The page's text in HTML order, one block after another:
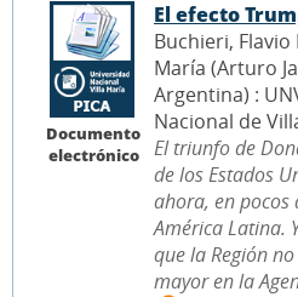
Documento
electrónico
El efecto
Buchieri, Flavio
María (Arturo
Argentina) :
Nacional de
El triunfo de
de los Estados
ahora, en pocos
América Latina.
que la Región
mayor en la